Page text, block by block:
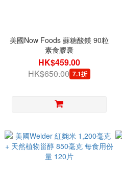
美國Now Foods 蘇糖酸鎂 90粒
素食膠囊
HK$459.00
HK$650.00 7.1折